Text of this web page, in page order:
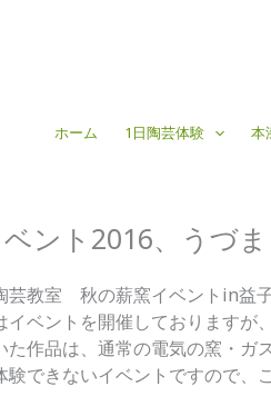
ホーム 1日陶芸体験 本
ント2016、うづ
芸教室 秋の薪窯イベントin益
イベントを開催しておりますが
た作品は、通常の電気の窯・ガ
験できないイベントですので、